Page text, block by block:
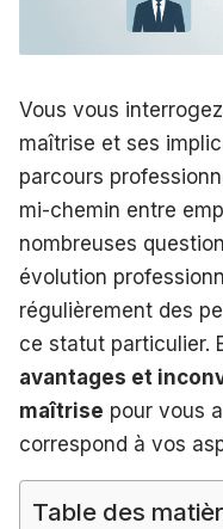
Vous vous
maîtrise et ses
parcours
mi-chemin entre
nombreuses
évolution
régulièrement des
ce statut particulier.
avantages et
maîtrise pour vous
correspond à vos
Table des